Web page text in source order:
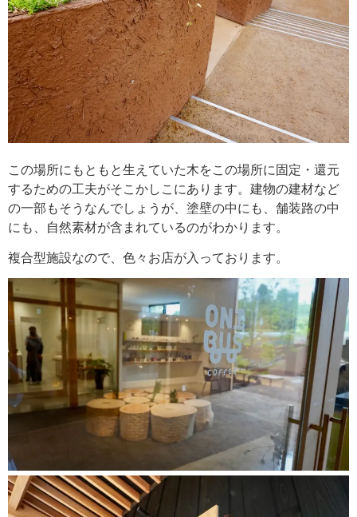
この場所にもともと生えていた木をこの場所に固定・還元
するための工夫がそこかしこにあります。建物の建材など
の一部もそうなんでしょうが、塗壁の中にも、舗装路の中
にも、自然素材が含まれているのがわかります。
複合型施設なので、色々お店が入っております。